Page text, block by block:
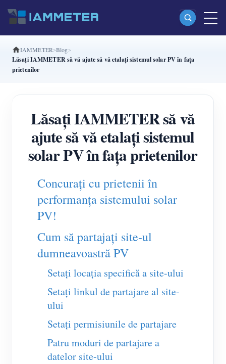
Produse
Contor de energie Wi-Fi split-phase (WEM2067)
Contor de energie Wi-Fi trifazat (WEM3080T)
Contor de energie Wi-Fi trifazat (WEM3046T)
Contor de energie Wi-Fi trifazat (WEM3050T)
IAMMETER Cloud Pro
Serviciu self-hosting
Simulator IAMMETER
Contor virtual
Sistem de prognoză și simulare energetică
Aplicații
Monitor energetic pentru sistem solar FV
Monitor consum electric
Magazin
Resurse
IAMMETER Blog
Lăsați IAMMETER să vă ajute să vă etalați sistemul solar PV în fața
prietenilor
Lăsați IAMMETER să vă
ajute să vă etalați sistemul
solar PV în fața prietenilor
Concurați cu prietenii în
performanța sistemului solar
PV!
Cum să partajați site-ul
dumneavoastră PV
Setați locația specifică a site-ului
Setați linkul de partajare al site-
ului
Setați permisiunile de partajare
Patru moduri de partajare a
datelor site-ului